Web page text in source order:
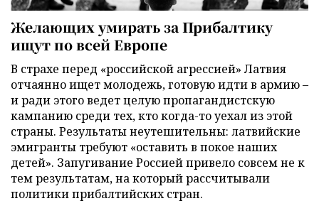
Желающих умирать за Прибалтику
ищут по всей Европе
В страхе перед «российской агрессией» Латвия
отчаянно ищет молодежь, готовую идти в армию –
и ради этого ведет целую пропагандистскую
кампанию среди тех, кто когда-то уехал из этой
страны. Результаты неутешительны: латвийские
эмигранты требуют «оставить в покое наших
детей». Запугивание Россией привело совсем не к
тем результатам, на который рассчитывали
политики прибалтийских стран.